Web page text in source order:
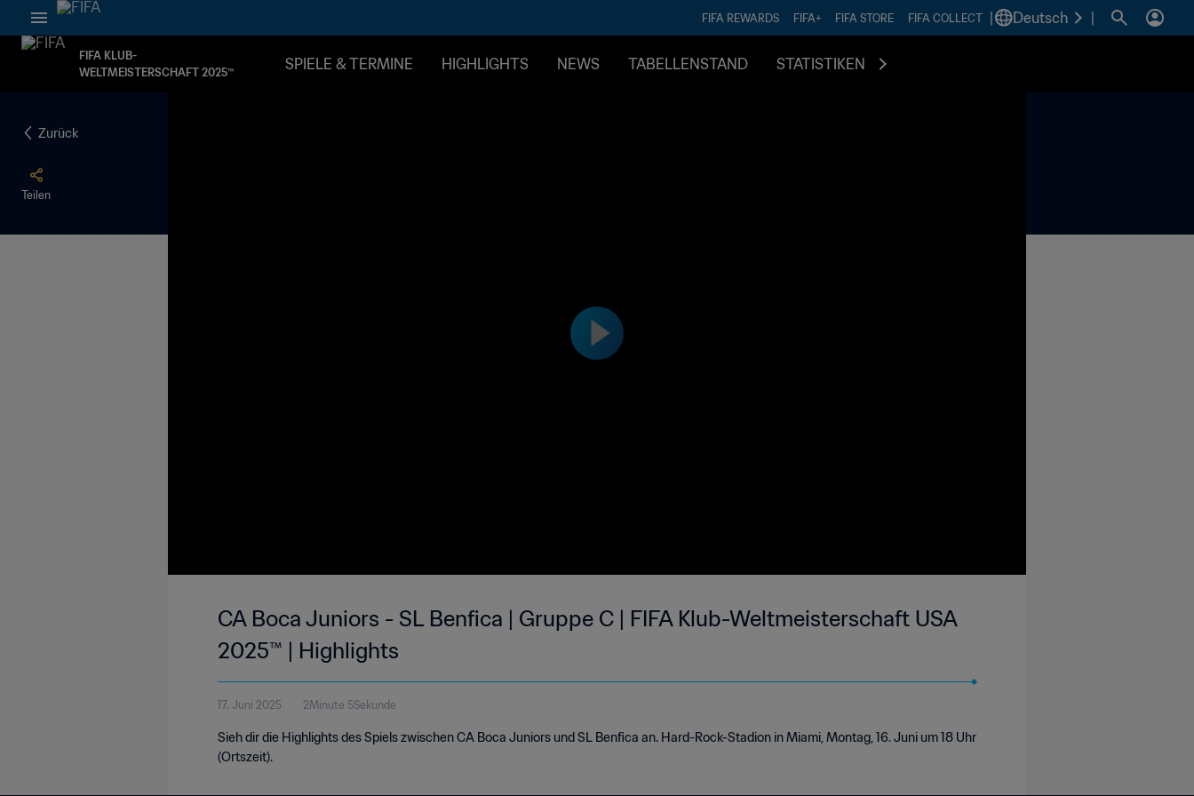
FIFA REWARDS FIFA+ FIFA STORE FIFA COLLECT Deutsch
FIFA KLUB-
WELTMEISTERSCHAFT 2025™
SPIELE & TERMINE HIGHLIGHTS NEWS TABELLENSTAND STATISTIKEN
Zurück
Teilen
CA Boca Juniors - SL Benfica | Gruppe C | FIFA Klub-Weltmeisterschaft USA
2025™ | Highlights
17. Juni 2025 2Minute 5Sekunde
Sieh dir die Highlights des Spiels zwischen CA Boca Juniors und SL Benfica an. Hard-Rock-Stadion in Miami, Montag, 16. Juni um 18 Uhr
(Ortszeit).